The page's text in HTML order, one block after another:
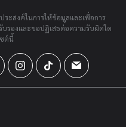
ะสงค์ในการให้ข้อมูลและเพื่อการ
รองและขอปฏิเสธต่อความรับผิดใด
ต์นี้